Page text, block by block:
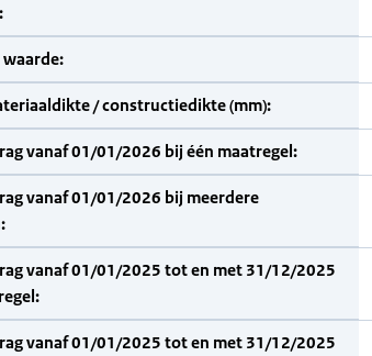
waarde:
/ constructiedikte (mm):
vanaf 01/01/2026 bij één maatregel:
vanaf 01/01/2026 bij meerdere
vanaf 01/01/2025 tot en met 31/12/2025
vanaf 01/01/2025 tot en met 31/12/2025